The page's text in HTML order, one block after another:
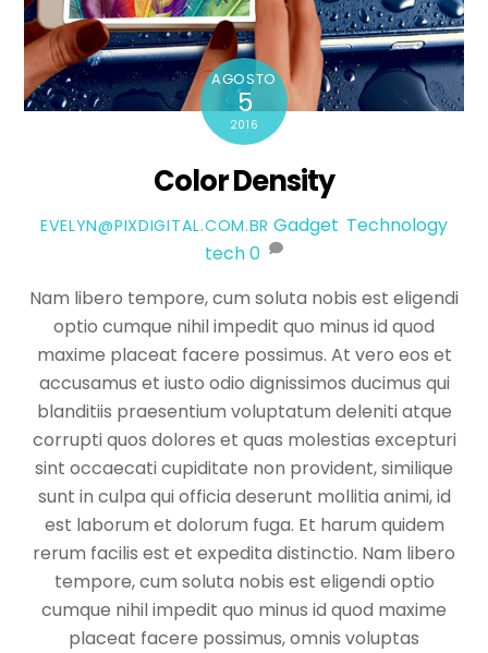
AGOSTO
5
2016
Color Density
EVELYN@PIXDIGITAL.COM.BR Gadget Technology
tech0
Nam libero tempore, cum soluta nobis est eligendi
optio cumque nihil impedit quo minus id quod
maxime placeat facere possimus. At vero eos et
accusamus et iusto odio dignissimos ducimus qui
blanditiis praesentium voluptatum deleniti atque
corrupti quos dolores et quas molestias excepturi
sint occaecati cupiditate non provident, similique
sunt in culpa qui officia deserunt mollitia animi, id
est laborum et dolorum fuga. Et harum quidem
rerum facilis est et expedita distinctio. Nam libero
tempore, cum soluta nobis est eligendi optio
cumque nihil impedit quo minus id quod maxime
placeat facere possimus, omnis voluptas